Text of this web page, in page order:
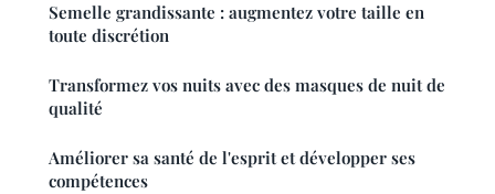
Semelle grandissante : augmentez votre taille en
toute discrétion
Transformez vos nuits avec des masques de nuit de
qualité
Améliorer sa santé de l'esprit et développer ses
compétences